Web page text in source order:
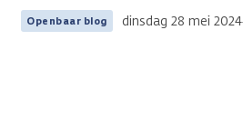
Openbaar blog dinsdag 28 mei 2024